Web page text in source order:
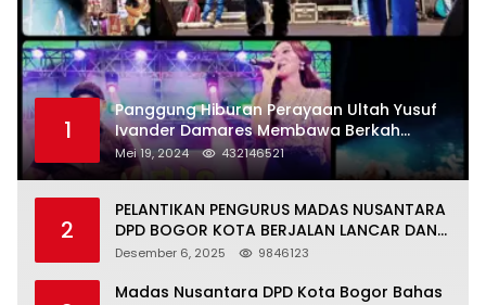
1
Panggung Hiburan Perayaan Ultah Yusuf
Ivander Damares Membawa Berkah
Warga Kejapanan
Mei 19, 2024 432146521
2
PELANTIKAN PENGURUS MADAS NUSANTARA
DPD BOGOR KOTA BERJALAN LANCAR DAN
KHIDMAT
Desember 6, 2025 9846123
Madas Nusantara DPD Kota Bogor Bahas